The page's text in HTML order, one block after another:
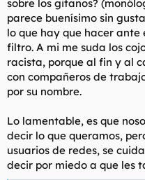
sobre los gitanos?
parece buenísimo sin
lo que hay que hacer ante
filtro. A mi me suda los
racista, porque al fin y al
con compañeros de
por su nombre.
Lo lamentable, es que
decir lo que queramos,
usuarios de redes, se
decir por miedo a que les